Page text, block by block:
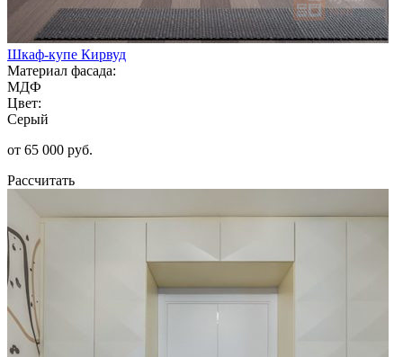
Шкаф-купе Кирвуд
Материал фасада:
МДФ
Цвет:
Серый
от 65 000 руб.
Рассчитать